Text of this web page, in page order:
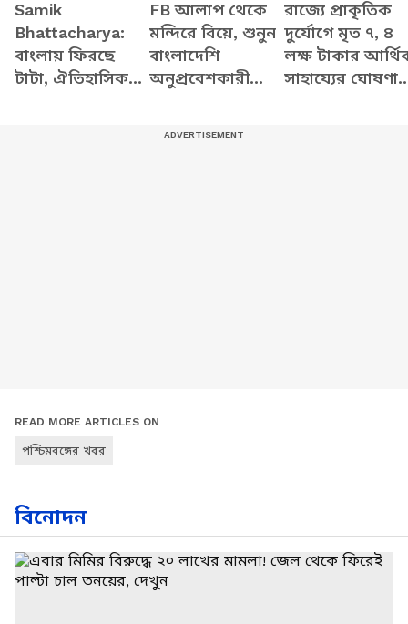
Samik
Bhattacharya:
বাংলায় ফিরছে
টাটা, ঐতিহাসিক
FB আলাপ থেকে
মন্দিরে বিয়ে, শুনুন
বাংলাদেশি
অনুপ্রবেশকারী
রাজ্যে প্রাকৃতিক
দুর্যোগে মৃত ৭, ৪
লক্ষ টাকার
সাহায্যের ঘোষণা
READ MORE ARTICLES ON
পশ্চিমবঙ্গের খবর
বিনোদন